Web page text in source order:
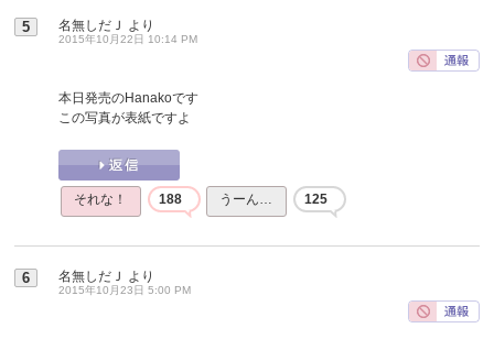
5 名無しだＪ より
2015年10月22日 10:14 PM
本日発売のHanakoです
この写真が表紙ですよ
それな！ 188 うーん… 125
6 名無しだＪ より
2015年10月23日 5:00 PM